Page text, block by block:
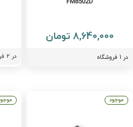
FM8502D
8,640,000 تومان
2
موجود موجود